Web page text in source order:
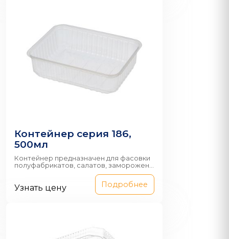
Контейнер серия 186,
500мл
Контейнер предназначен для фасовки
полуфабрикатов, салатов, заморожен...
Узнать цену Подробнее